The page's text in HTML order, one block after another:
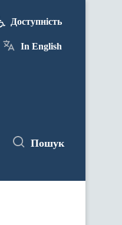
Доступність
In English
Пошук